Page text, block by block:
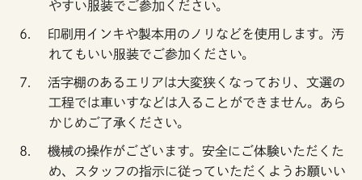
やすい服装でご参加ください。
印刷用インキや製本用のノリなどを使用します。汚
れてもいい服装でご参加ください。
活字棚のあるエリアは大変狭くなっており、文選の
工程では車いすなどは入ることができません。あら
かじめご了承ください。
機械の操作がございます。安全にご体験いただくた
め、スタッフの指示に従っていただくようお願いい